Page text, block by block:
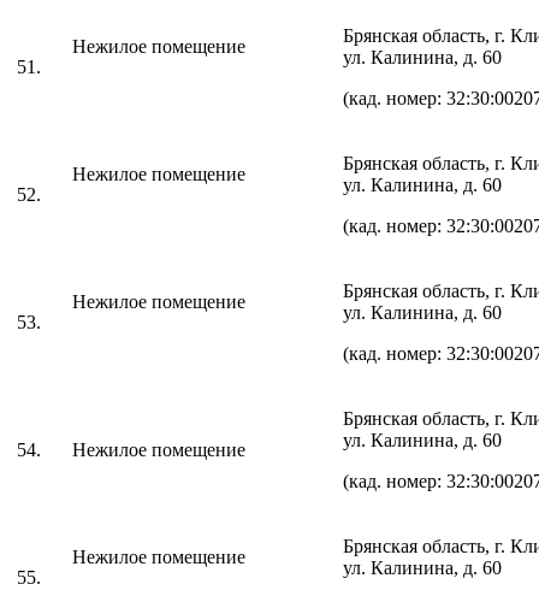
51.
Нежилое помещение
Брянская область, г.
ул. Калинина, д. 60
(кад. номер:
52.
Нежилое помещение
Брянская область, г.
ул. Калинина, д. 60
(кад. номер:
53.
Нежилое помещение
Брянская область, г.
ул. Калинина, д. 60
(кад. номер:
54. Нежилое помещение
Брянская область, г.
ул. Калинина, д. 60
(кад. номер:
55.
Нежилое помещение
Брянская область, г.
ул. Калинина, д. 60